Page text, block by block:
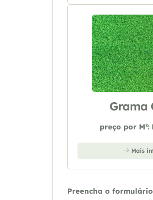
Grama
preço por M²:
Mais
Preencha o